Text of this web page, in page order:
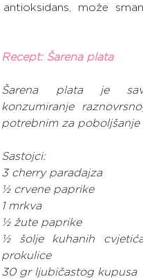
može
Recept: Šarena plata
Šarena plata je
konzumiranje
potrebnim za poboljšanje
Sastojci:
3 cherry paradajza
½ crvene paprike
1 mrkva
½ žute paprike
½ šolje kuhanih
prokulice
30 gr ljubičastog kupusa